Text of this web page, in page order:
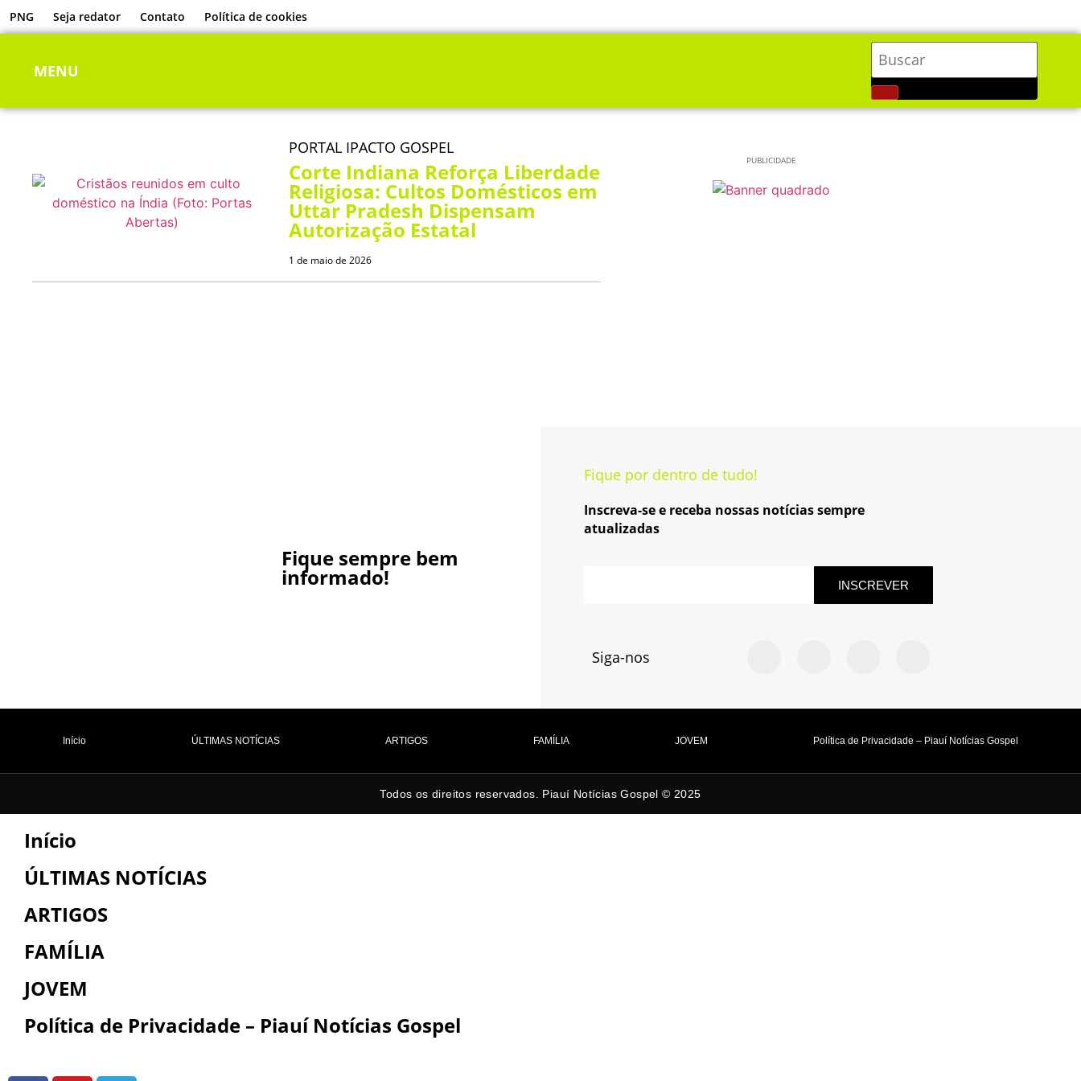
PNG Seja redator Contato Política de cookies
MENU
PORTAL IPACTO GOSPEL
Corte Indiana Reforça Liberdade
Religiosa: Cultos Domésticos em
Uttar Pradesh Dispensam
Autorização Estatal
1 de maio de 2026
PUBLICIDADE
Fique sempre bem
informado!
Fique por dentro de tudo!
Inscreva-se e receba nossas notícias sempre
atualizadas
INSCREVER
Siga-nos
Início ÚLTIMAS NOTÍCIAS ARTIGOS FAMÍLIA JOVEM Política de Privacidade – Piauí Notícias Gospel
Todos os direitos reservados. Piauí Notícias Gospel © 2025
Início
ÚLTIMAS NOTÍCIAS
ARTIGOS
FAMÍLIA
JOVEM
Política de Privacidade – Piauí Notícias Gospel